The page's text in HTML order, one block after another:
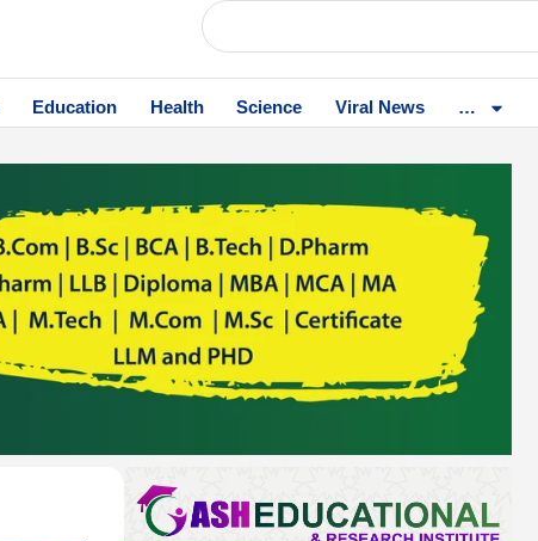
Education Health Science Viral News …